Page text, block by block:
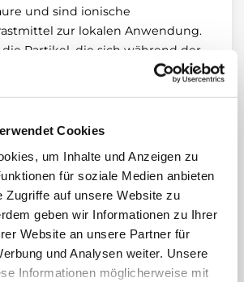
Cookies
um Inhalte und Anzeigen zu
für soziale Medien anbieten
Zugriffe auf unsere Website zu
geben wir Informationen zu Ihrer
Website an unsere Partner für
und Analysen weiter. Unsere
Informationen möglicherweise mit
und sind ionische
zur lokalen Anwendung.
Partikel, die sich während der
können, ist eine Silikonisierung
an, die zu
muss Peritrast bei der
einen Partikelfilter
5 µm; überprüftes Filtermaterial:
auf Polyamid-Träger; verwendet
Spike® Filter V der Firma B.
werden.